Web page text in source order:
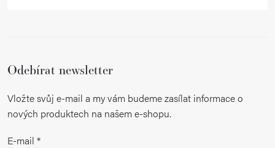
Odebírat newsletter
Vložte svůj e-mail a my vám budeme zasílat informace o
nových produktech na našem e-shopu.
E-mail